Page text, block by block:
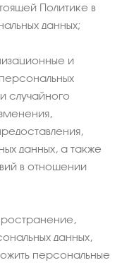
Политике в
данных;
и
случайного
данных, а также
в отношении
данных,
персональные